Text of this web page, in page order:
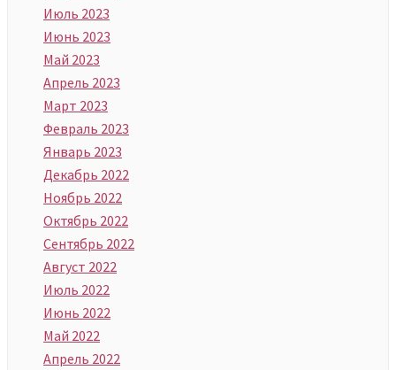
Июль 2023
Июнь 2023
Май 2023
Апрель 2023
Март 2023
Февраль 2023
Январь 2023
Декабрь 2022
Ноябрь 2022
Октябрь 2022
Сентябрь 2022
Август 2022
Июль 2022
Июнь 2022
Май 2022
Апрель 2022